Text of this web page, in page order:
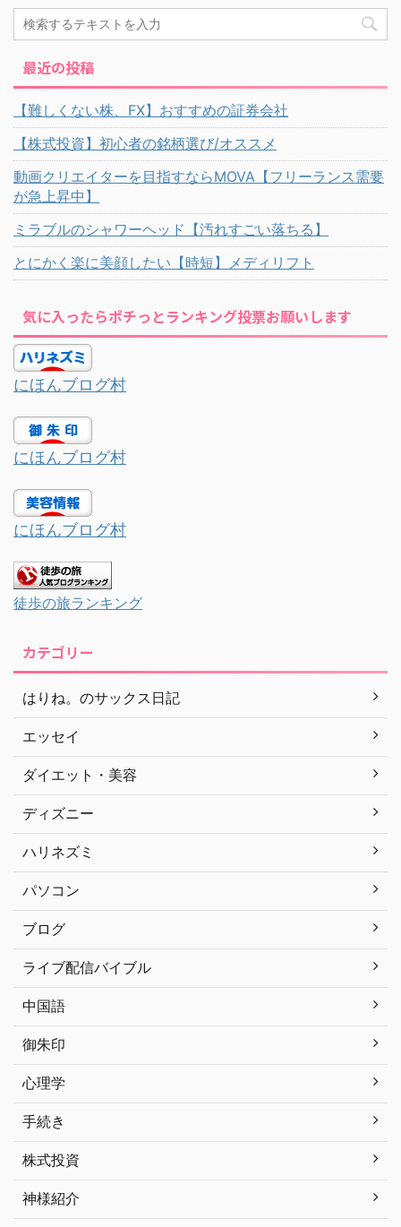
最近の投稿
【難しくない株、FX】おすすめの証券会社
【株式投資】初心者の銘柄選び/オススメ
動画クリエイターを目指すならMOVA【フリーランス需要
が急上昇中】
ミラブルのシャワーヘッド【汚れすごい落ちる】
とにかく楽に美顔したい【時短】メディリフト
気に入ったらポチっとランキング投票お願いします
にほんブログ村
にほんブログ村
にほんブログ村
徒歩の旅ランキング
カテゴリー
はりね。のサックス日記
エッセイ
ダイエット・美容
ディズニー
ハリネズミ
パソコン
ブログ
ライブ配信バイブル
中国語
御朱印
心理学
手続き
株式投資
神様紹介